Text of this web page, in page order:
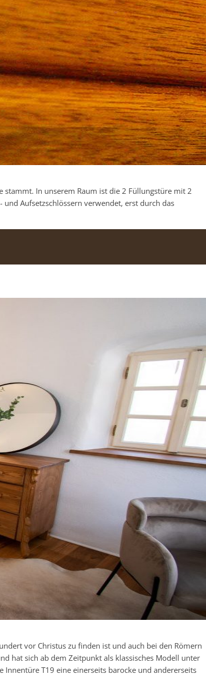
stammt. In unserem Raum ist die 2 Füllungstüre mit 2
Aufsetzschlössern verwendet, erst durch das
vor Christus zu finden ist und auch bei den Römern
hat sich ab dem Zeitpunkt als klassisches Modell unter
T19 eine einerseits barocke und andererseits